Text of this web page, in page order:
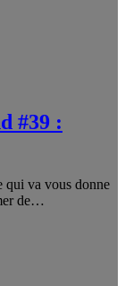
#39 :
qui va vous donne
de…